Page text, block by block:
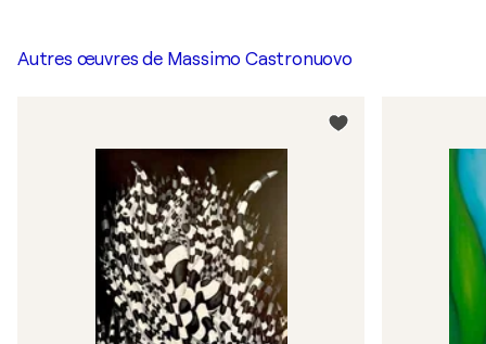
Autres œuvres de Massimo Castronuovo